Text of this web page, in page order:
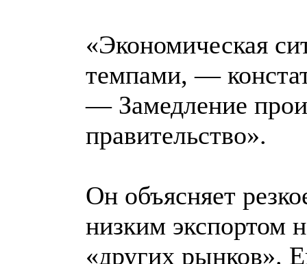
«Экономическая
темпами, —
— Замедление
правительство».
Он объясняет
низким экспортом
«других рынков».